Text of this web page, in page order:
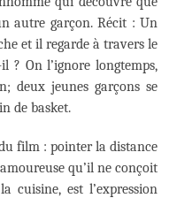
autre garçon. Récit : Un
et il regarde à travers le
? On l’ignore longtemps,
deux jeunes garçons se
de basket.
film : pointer la distance
qu’il ne conçoit
cuisine, est l’expression